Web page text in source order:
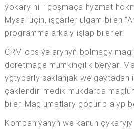
ýokary hilli goşmaça hyzmat
Mysal üçin, işgärler ulgam bilen
programma arkaly işläp bilerler.
CRM opsiýalarynyň bolmagy
döretmäge mümkinçilik berýär.
ygtybarly saklanjak we gaýtadan
çäklendirilmedik mukdarda
biler. Maglumatlary göçürip alyp
Kompaniýanyň we kanun